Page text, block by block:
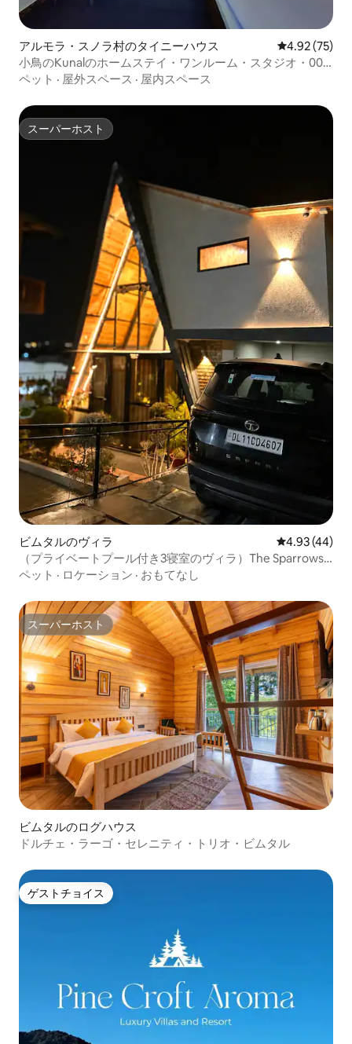
アルモラ・スノラ村のタイニーハウス レビュー75
4.92 (75)
小鳥のKunalのホームステイ・ワンルーム・スタジオ・002
号室
ペット · 屋外スペース · 屋内スペース
スーパーホスト
スーパーホスト
ビムタルのヴィラ レビュー44
4.93 (44)
（プライベートプール付き3寝室のヴィラ）The Sparrows
Nest Villa #1
ペット · ロケーション · おもてなし
スーパーホスト
スーパーホスト
ビムタルのログハウス
ドルチェ・ラーゴ・セレニティ・トリオ・ビムタル
ゲストチョイス
ゲストチョイス